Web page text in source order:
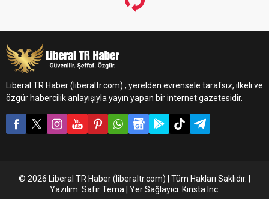
Liberal TR Haber (liberaltr.com) ; yerelden evrensele tarafsız, ilkeli ve
özgür habercilik anlayışıyla yayın yapan bir internet gazetesidir.
© 2026 Liberal TR Haber (liberaltr.com) | Tüm Hakları Saklıdır. |
Yazılım: Safir Tema | Yer Sağlayıcı: Kinsta Inc.